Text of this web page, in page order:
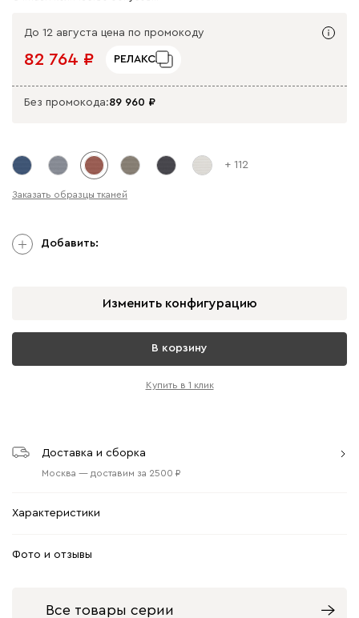
До 12 августа цена по промокоду
82 764 РЕЛАКС
Без промокода:89 960
+ 112
Заказать образцы тканей
Добавить:
Изменить конфигурацию
В корзину
Купить в 1 клик
Доставка и сборка
Москва — доставим за 2500
Характеристики
Фото и отзывы
Все товары серии